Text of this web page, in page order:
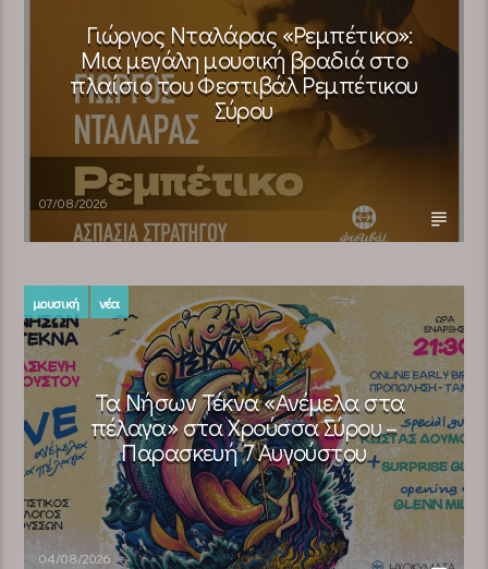
Γιώργος Νταλάρας «Ρεμπέτικο»:
Μια μεγάλη μουσική βραδιά στο
πλαίσιο του Φεστιβάλ Ρεμπέτικου
Σύρου
07/08/2026
μουσική νέα
Τα Νήσων Τέκνα «Ανέμελα στα
πέλαγα» στα Χρούσσα Σύρου –
Παρασκευή 7 Αυγούστου
04/08/2026